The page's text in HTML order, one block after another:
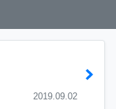
2019.09.02